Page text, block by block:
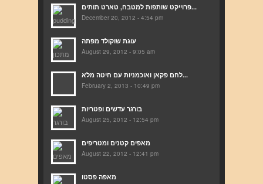
פרוייקט שותפות למטבח, טארט תותים...
December 20, 2012 - 4:54 pm
עוגת שוקולד מפתה
August 29, 2012 - 9:05 am
לחם פקאן ואוכמניות עם חיטה מלא...
February 2, 2013 - 10:49 pm
בורגר עדשים ופטריות
August 25, 2012 - 12:54 pm
מאפים קטנים ומטריפים
August 22, 2012 - 12:41 pm
מאפה פסטו